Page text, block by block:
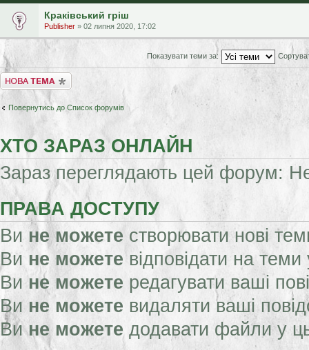
Краківський гріш
Publisher » 02 липня 2020, 17:02
Показувати теми за:
Створити нову тему
Повернутись до Список форумів
ХТО ЗАРАЗ ОНЛАЙН
Зараз переглядають цей форум:
ПРАВА ДОСТУПУ
Ви не можете створювати нові
Ви не можетевідповідати на
Вине можете редагувати ваші
Ви не можете видаляти ваші
Вине можете додавати файли у